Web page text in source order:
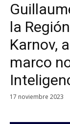
la
Karnov,
marco
17 noviembre 2023